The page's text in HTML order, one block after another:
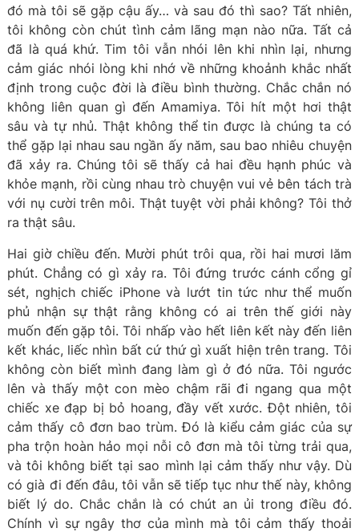
đó mà tôi sẽ gặp cậu ấy… và sau đó thì sao? Tất nhiên,
tôi không còn chút tình cảm lãng mạn nào nữa. Tất cả
đã là quá khứ. Tim tôi vẫn nhói lên khi nhìn lại, nhưng
cảm giác nhói lòng khi nhớ về những khoảnh khắc nhất
định trong cuộc đời là điều bình thường. Chắc chắn nó
không liên quan gì đến Amamiya. Tôi hít một hơi thật
sâu và tự nhủ. Thật không thể tin được là chúng ta có
thể gặp lại nhau sau ngần ấy năm, sau bao nhiêu chuyện
đã xảy ra. Chúng tôi sẽ thấy cả hai đều hạnh phúc và
khỏe mạnh, rồi cùng nhau trò chuyện vui vẻ bên tách trà
với nụ cười trên môi. Thật tuyệt vời phải không? Tôi thở
ra thật sâu.
Hai giờ chiều đến. Mười phút trôi qua, rồi hai mươi lăm
phút. Chẳng có gì xảy ra. Tôi đứng trước cánh cổng gỉ
sét, nghịch chiếc iPhone và lướt tin tức như thể muốn
phủ nhận sự thật rằng không có ai trên thế giới này
muốn đến gặp tôi. Tôi nhấp vào hết liên kết này đến liên
kết khác, liếc nhìn bất cứ thứ gì xuất hiện trên trang. Tôi
không còn biết mình đang làm gì ở đó nữa. Tôi ngước
lên và thấy một con mèo chậm rãi đi ngang qua một
chiếc xe đạp bị bỏ hoang, đầy vết xước. Đột nhiên, tôi
cảm thấy cô đơn bao trùm. Đó là kiểu cảm giác của sự
pha trộn hoàn hảo mọi nỗi cô đơn mà tôi từng trải qua,
và tôi không biết tại sao mình lại cảm thấy như vậy. Dù
có già đi đến đâu, tôi vẫn sẽ tiếp tục như thế này, không
biết lý do. Chắc chắn là có chút an ủi trong điều đó.
Chính vì sự ngây thơ của mình mà tôi cảm thấy thoải